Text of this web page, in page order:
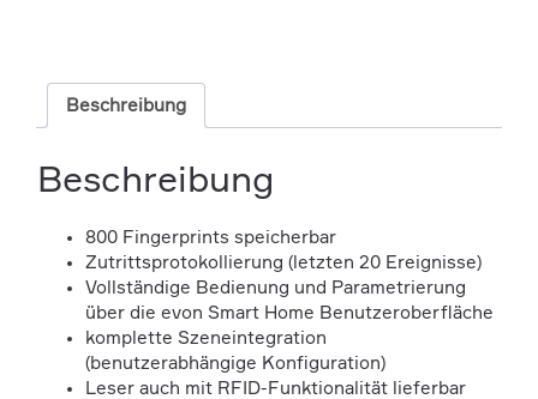
Beschreibung
Beschreibung
800 Fingerprints speicherbar
Zutrittsprotokollierung (letzten 20 Ereignisse)
Vollständige Bedienung und Parametrierung
über die evon Smart Home Benutzeroberfläche
komplette Szeneintegration
(benutzerabhängige Konfiguration)
Leser auch mit RFID-Funktionalität lieferbar